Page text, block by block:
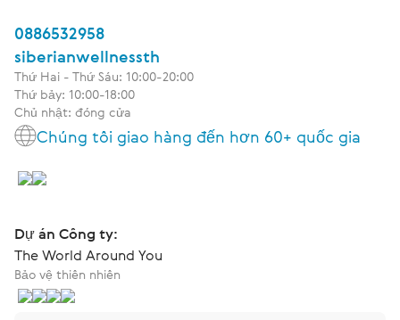
0886532958
siberianwellnessth
Thứ Hai - Thứ Sáu: 10:00-20:00
Thứ bảy: 10:00-18:00
Chủ nhật: đóng cửa
Chúng tôi giao hàng đến hơn 60+ quốc gia
Dự án Công ty:
The World Around You
Bảo vệ thiên nhiên